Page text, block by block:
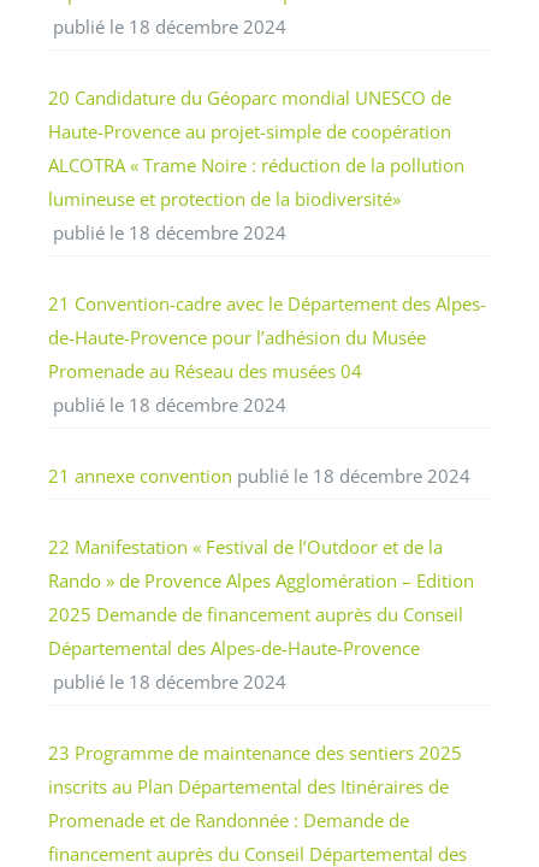
publié le 18 décembre 2024
20 Candidature du Géoparc mondial UNESCO de
Haute-Provence au projet-simple de coopération
ALCOTRA « Trame Noire : réduction de la pollution
lumineuse et protection de la biodiversité»
publié le 18 décembre 2024
21 Convention-cadre avec le Département des Alpes-
de-Haute-Provence pour l’adhésion du Musée
Promenade au Réseau des musées 04
publié le 18 décembre 2024
21 annexe convention publié le 18 décembre 2024
22 Manifestation « Festival de l’Outdoor et de la
Rando » de Provence Alpes Agglomération – Edition
2025 Demande de financement auprès du Conseil
Départemental des Alpes-de-Haute-Provence
publié le 18 décembre 2024
23 Programme de maintenance des sentiers 2025
inscrits au Plan Départemental des Itinéraires de
Promenade et de Randonnée : Demande de
financement auprès du Conseil Départemental des